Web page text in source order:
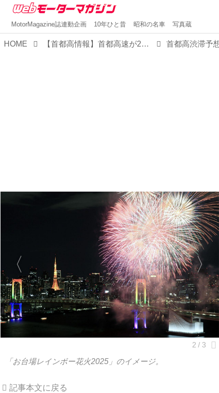
MotorMagazine誌連動企画 10年ひと昔 昭和の名車 写真蔵
HOME 【首都高情報】首都高速が2025年12月の渋滞予想カレンダーを発表。月の後半から年末休みまでは渋滞が多そうだ
「お台場レインボー花火2025」のイメージ。
記事本文に戻る